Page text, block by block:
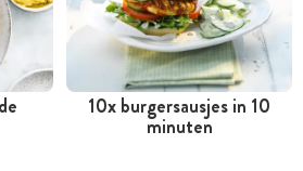
10x burgersausjes in 10
minuten